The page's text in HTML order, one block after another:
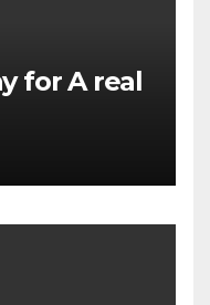
for A real